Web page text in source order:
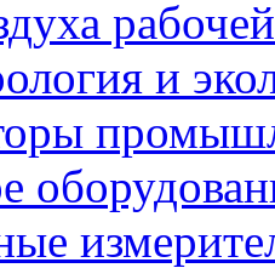
и